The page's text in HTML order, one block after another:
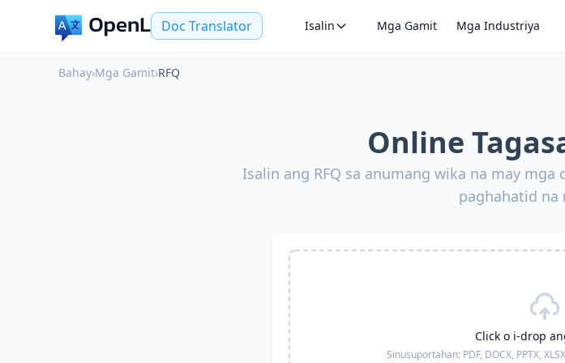
Doc Translator Isalin Mga Gamit Mga Industriya
Bahay›Mga Gamit›RFQ
Online
Isalin ang RFQ sa anumang wika na may
paghahatid na
Click o i-drop
Sinusuportahan: PDF, DOCX, PPTX,